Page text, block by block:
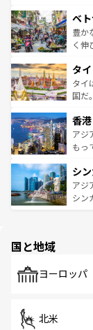
参照
容に
照し
き、
でき
まで
リテ
覧を
ベ
豊か
く伸
急速
ーチ
醸し
とつ
ひ現
が旅
参照
タイ
タイ
国だ
の活
帯で
いビ
激す
が待
た文
香港
アジ
もっ
み、
てお
うな
シ
アジ
シン
で、
国と地域
ヨーロッパ
北米